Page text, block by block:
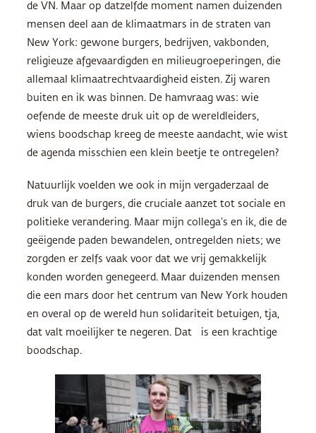
de VN. Maar op datzelfde moment namen duizenden
mensen deel aan de klimaatmars in de straten van
New York: gewone burgers, bedrijven, vakbonden,
religieuze afgevaardigden en milieugroeperingen, die
allemaal klimaatrechtvaardigheid eisten. Zij waren
buiten en ik was binnen. De hamvraag was: wie
oefende de meeste druk uit op de wereldleiders,
wiens boodschap kreeg de meeste aandacht, wie wist
de agenda misschien een klein beetje te ontregelen?
Natuurlijk voelden we ook in mijn vergaderzaal de
druk van de burgers, die cruciale aanzet tot sociale en
politieke verandering. Maar mijn collega’s en ik, die de
geëigende paden bewandelen, ontregelden niets; we
zorgden er zelfs vaak voor dat we vrij gemakkelijk
konden worden genegeerd. Maar duizenden mensen
die een mars door het centrum van New York houden
en overal op de wereld hun solidariteit betuigen, tja,
dat valt moeilijker te negeren. Dat is een krachtige
boodschap.